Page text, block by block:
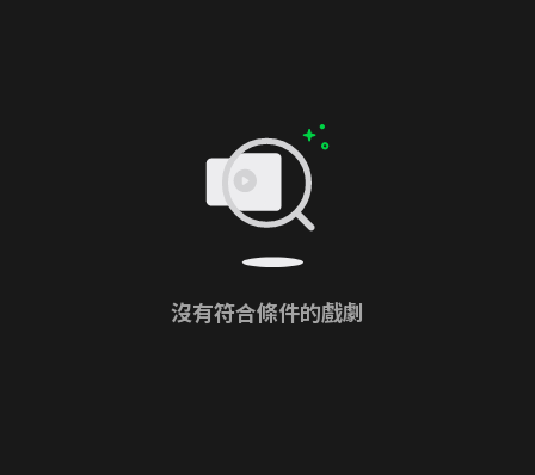
沒有符合條件的戲劇